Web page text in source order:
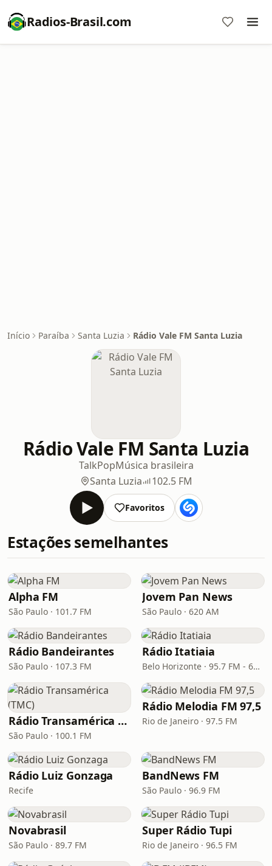
Radios-Brasil.com
Início Paraíba Santa Luzia Rádio Vale FM Santa Luzia
Rádio Vale FM Santa Luzia
TalkPopMúsica brasileira
Santa Luzia
102.5 FM
Favoritos
Estações semelhantes
Alpha FM
São Paulo · 101.7 FM
Jovem Pan News
São Paulo · 620 AM
Rádio Bandeirantes
São Paulo · 107.3 FM
Rádio Itatiaia
Belo Horizonte · 95.7 FM - 610 AM
Rádio Transamérica (TMC)
São Paulo · 100.1 FM
Rádio Melodia FM 97,5
Rio de Janeiro · 97.5 FM
Rádio Luiz Gonzaga
Recife
BandNews FM
São Paulo · 96.9 FM
Novabrasil
São Paulo · 89.7 FM
Super Rádio Tupi
Rio de Janeiro · 96.5 FM